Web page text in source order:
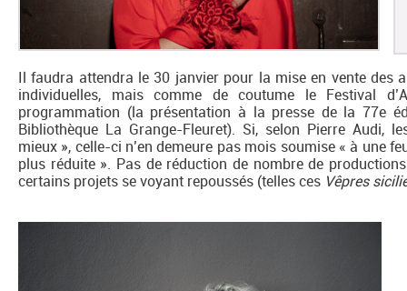
Il faudra attendra le 30 janvier pour la mise en vente des
individuelles, mais comme de coutume le Festival
programmation (la présentation à la presse de la 77e
Bibliothèque La Grange-Fleuret). Si, selon Pierre Audi,
mieux », celle-ci n’en demeure pas mois soumise « à une
plus réduite ». Pas de réduction de nombre de
certains projets se voyant repoussés (telles ces Vêpres